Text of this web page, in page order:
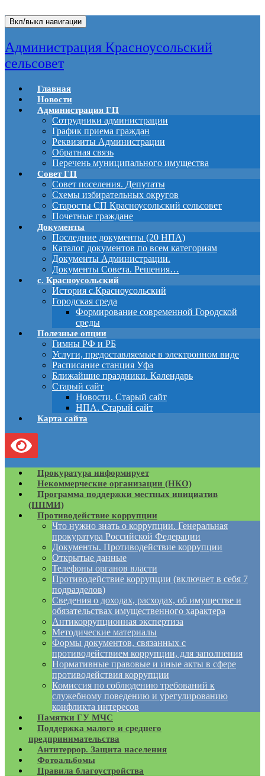
Вкл/выкл навигации
Администрация Красноусольский
сельсовет
Главная
Новости
Администрация ГП
Сотрудники администрации
График приема граждан
Реквизиты Администрации
Обратная связь
Перечень муниципального имущества
Совет ГП
Совет поселения. Депутаты
Схемы избирательных округов
Старосты СП Красноусольский сельсовет
Почетные граждане
Документы
Последние документы (20 НПА)
Каталог документов по всем категориям
Документы Администрации.
Документы Совета. Решения…
с. Красноусольский
История с.Красноусольский
Городская среда
Формирование современной Городской
среды
Полезные опции
Гимны РФ и РБ
Услуги, предоставляемые в электронном виде
Расписание станция Уфа
Ближайшие праздники. Календарь
Старый сайт
Новости. Старый сайт
НПА. Старый сайт
Карта сайта
Прокуратура информирует
Некоммерческие организации (НКО)
Программа поддержки местных инициатив
(ППМИ)
Противодействие коррупции
Что нужно знать о коррупции. Генеральная
прокуратура Российской Федерации
Документы. Противодействие коррупции
Открытые данные
Телефоны органов власти
Противодействие коррупции (включает в себя 7
подразделов)
Сведения о доходах, расходах, об имуществе и
обязательствах имущественного характера
Антикоррупционная экспертиза
Методические материалы
Формы документов, связанных с
противодействием коррупции, для заполнения
Нормативные правовые и иные акты в сфере
противодействия коррупции
Комиссия по соблюдению требований к
служебному поведению и урегулированию
конфликта интересов
Памятки ГУ МЧС
Поддержка малого и среднего
предпринимательства
Антитеррор. Защита населения
Фотоальбомы
Правила благоустройства